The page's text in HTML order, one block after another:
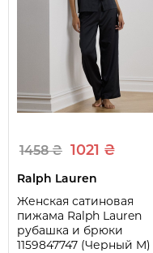
1458 ₴ 1021 ₴
Ralph Lauren
Женская сатиновая
пижама Ralph Lauren
рубашка и брюки
1159847747 (Черный M)